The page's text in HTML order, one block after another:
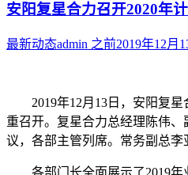
安阳复星合力召开2020年
最新动态admin 之前2019年12月
2019年12月13日，安阳复星
重召开。复星合力总经理陈伟
议，各部主管列席。常务副总李
各部门长全面展示了2019年